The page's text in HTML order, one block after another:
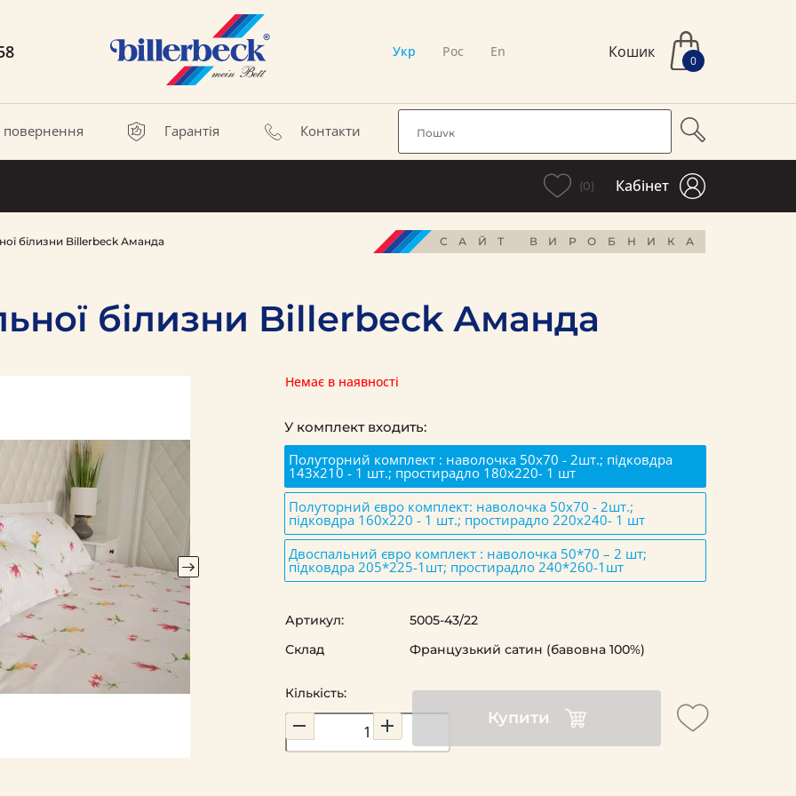
Укр Рос En Кошик 0
повернення Гарантія Контакти
(0) Кабінет
білизни Billerbeck Аманда САЙТ ВИРОБНИКА
білизни Billerbeck Аманда
Немає в наявності
У комплект входить:
Полуторний комплект : наволочка 50х70 - 2шт.; підковдра
143х210 - 1 шт.; простирадло 180х220- 1 шт
Полуторний євро комплект: наволочка 50х70 - 2шт.;
підковдра 160х220 - 1 шт.; простирадло 220х240- 1 шт
Двоспальний євро комплект : наволочка 50*70 – 2 шт;
підковдра 205*225-1шт; простирадло 240*260-1шт
Кількість:
Купити
Артикул:
5005-43/22
Склад
Французький сатин (бавовна 100%)